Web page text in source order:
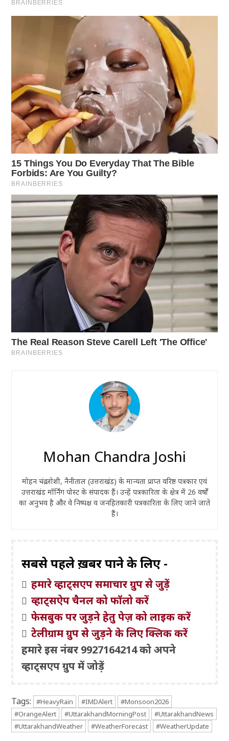
Mohan Chandra Joshi
मोहन चंद्र जोशी, नैनीताल (उत्तराखंड) के मान्यता प्राप्त वरिष्ठ पत्रकार एवं
उत्तराखंड मॉर्निंग पोस्ट के संपादक हैं। उन्हें पत्रकारिता के क्षेत्र में 26 वर्षों
का अनुभव है और वे निष्पक्ष व जनहितकारी पत्रकारिता के लिए जाने जाते
हैं।
सबसे पहले ख़बरें पाने के लिए -
हमारे व्हाट्सएप समाचार ग्रुप से जुड़ें
व्हाट्सऐप चैनल को फॉलो करें
फेसबुक पर जुड़ने हेतु पेज़ को लाइक करें
टेलीग्राम ग्रुप से जुड़ने के लिए क्लिक करें
हमारे इस नंबर 9927164214 को अपने
व्हाट्सएप ग्रुप में जोड़ें
Tags: #HeavyRain #IMDAlert
#Monsoon2026
#OrangeAlert
#UttarakhandMorningPost
#UttarakhandNews
#UttarakhandWeather
#WeatherForecast #WeatherUpdate